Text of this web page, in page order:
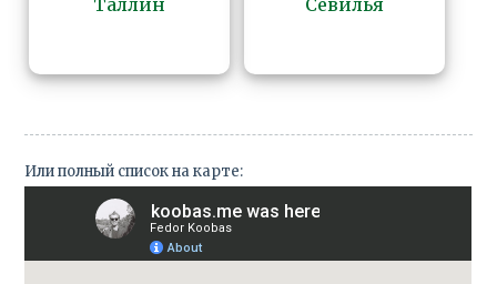
Или полный список на карте: